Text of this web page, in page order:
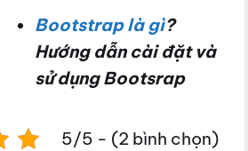
Bootstrap là gì?
Hướng dẫn cài đặt và
sử dụng Bootsrap
5/5 - (2 bình chọn)